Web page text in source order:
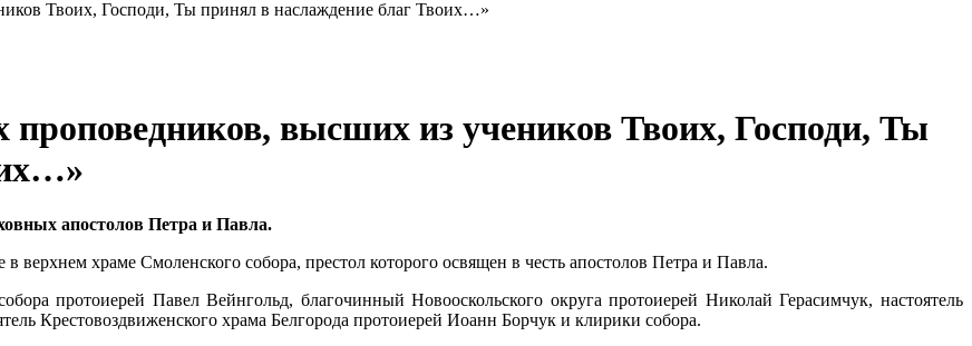
высших из учеников Твоих, Господи, Ты
апостолов Петра и Павла.
храме Смоленского собора, престол которого освящен в честь апостолов Петра и Павла.
протоиерей Павел Вейнгольд, благочинный Новооскольского округа протоиерей Николай Герасимчук, настоятель
Крестовоздвиженского храма Белгорода протоиерей Иоанн Борчук и клирики собора.